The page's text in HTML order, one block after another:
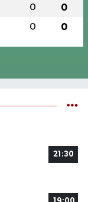
0 0
0 0
21:30